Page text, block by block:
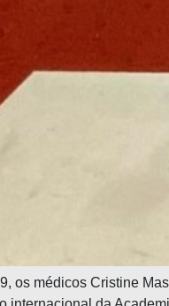
os médicos Cristine